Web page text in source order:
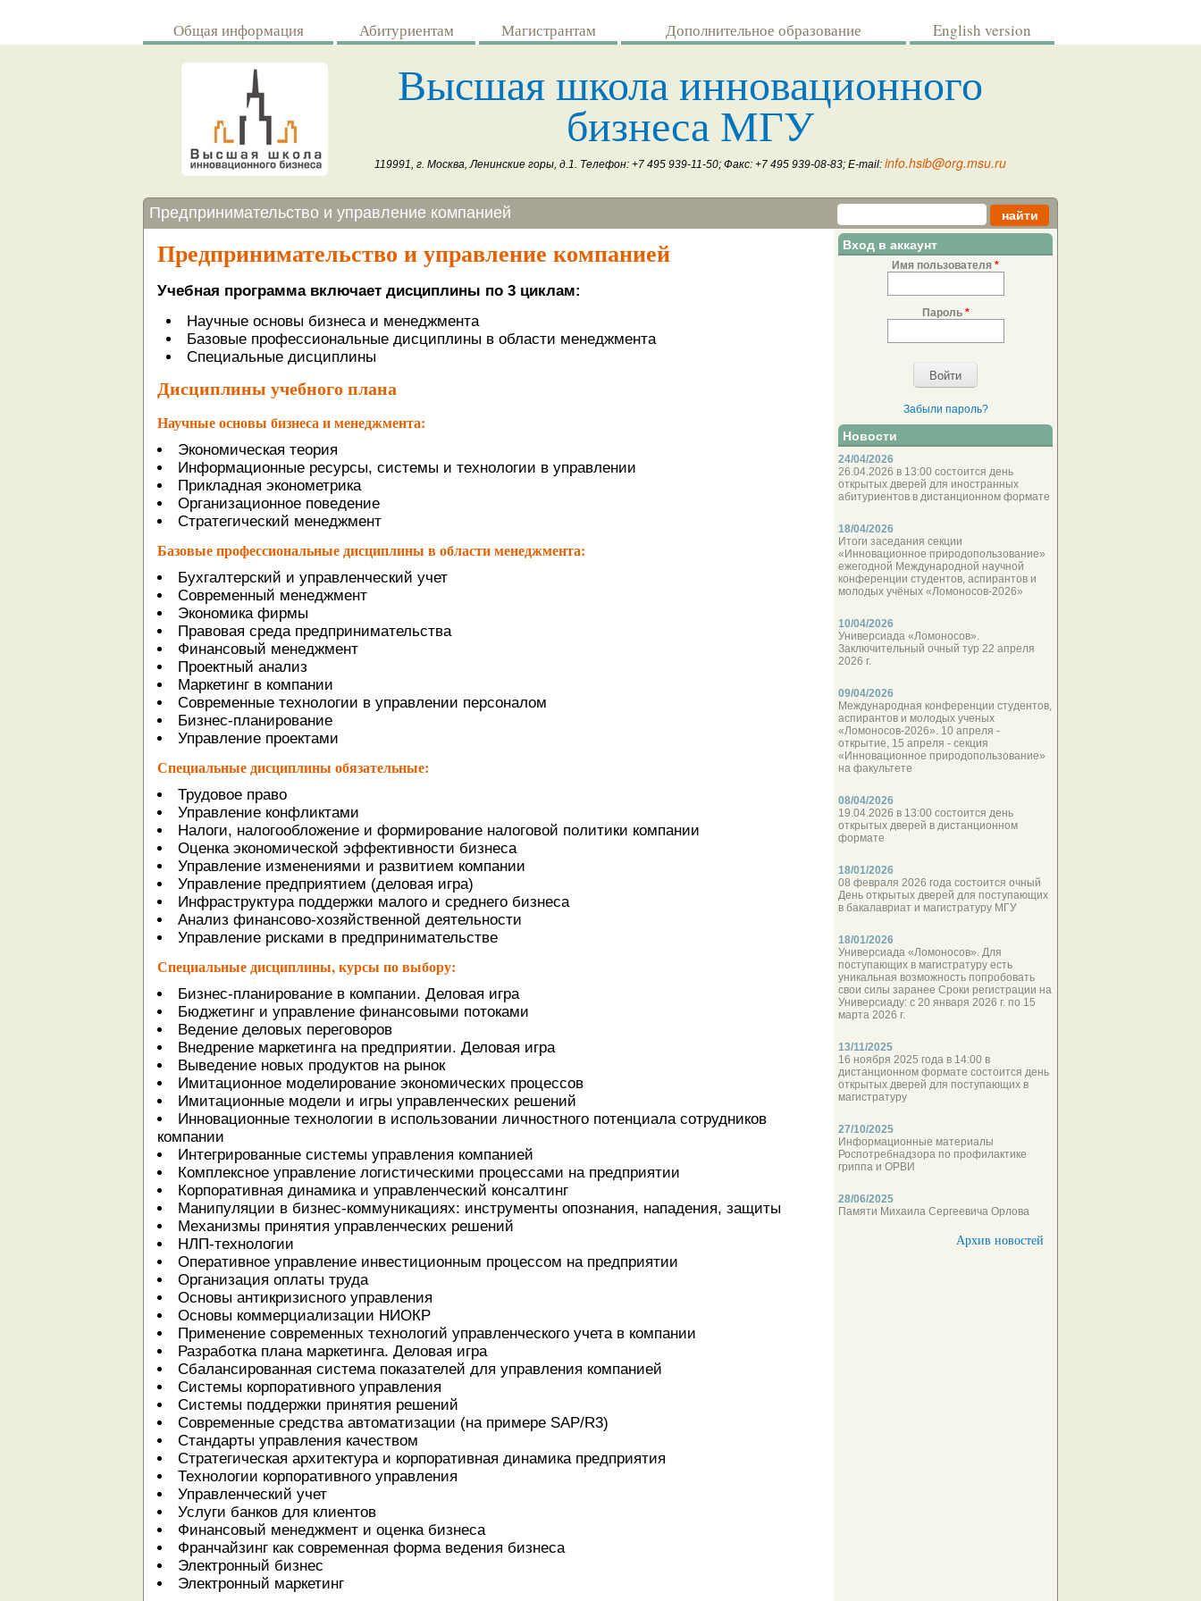
Общая информация Абитуриентам Магистрантам Дополнительное образование English version
Высшая школа инновационного
бизнеса МГУ
119991, г. Москва, Ленинские горы, д.1. Телефон: +7 495 939-11-50; Факс: +7 495 939-08-83; E-mail: info.hsib@org.msu.ru
Форма поиска
Найти
Вы здесь
Предпринимательство и управление компанией
Вход в аккаунт
Имя пользователя *
Пароль *
Забыли пароль?
Новости
24/04/2026
26.04.2026 в 13:00 состоится день
открытых дверей для иностранных
абитуриентов в дистанционном формате
18/04/2026
Итоги заседания секции
«Инновационное природопользование»
ежегодной Международной научной
конференции студентов, аспирантов и
молодых учёных «Ломоносов-2026»
10/04/2026
Универсиада «Ломоносов».
Заключительный очный тур 22 апреля
2026 г.
09/04/2026
Международная конференции студентов,
аспирантов и молодых ученых
«Ломоносов-2026». 10 апреля -
открытие, 15 апреля - секция
«Инновационное природопользование»
на факультете
08/04/2026
19.04.2026 в 13:00 состоится день
открытых дверей в дистанционном
формате
18/01/2026
08 февраля 2026 года состоится очный
День открытых дверей для поступающих
в бакалавриат и магистратуру МГУ
18/01/2026
Универсиада «Ломоносов». Для
поступающих в магистратуру есть
уникальная возможность попробовать
свои силы заранее Сроки регистрации на
Универсиаду: с 20 января 2026 г. по 15
марта 2026 г.
13/11/2025
16 ноября 2025 года в 14:00 в
дистанционном формате состоится день
открытых дверей для поступающих в
магистратуру
27/10/2025
Информационные материалы
Роспотребнадзора по профилактике
гриппа и ОРВИ
28/06/2025
Памяти Михаила Сергеевича Орлова
Архив новостей
Предпринимательство и управление компанией
Учебная программа включает дисциплины по 3 циклам:
Научные основы бизнеса и менеджмента
Базовые профессиональные дисциплины в области менеджмента
Специальные дисциплины
Дисциплины учебного плана
Научные основы бизнеса и менеджмента:
Экономическая теория
Информационные ресурсы, системы и технологии в управлении
Прикладная эконометрика
Организационное поведение
Стратегический менеджмент
Базовые профессиональные дисциплины в области менеджмента:
Бухгалтерский и управленческий учет
Современный менеджмент
Экономика фирмы
Правовая среда предпринимательства
Финансовый менеджмент
Проектный анализ
Маркетинг в компании
Современные технологии в управлении персоналом
Бизнес-планирование
Управление проектами
Специальные дисциплины обязательные:
Трудовое право
Управление конфликтами
Налоги, налогообложение и формирование налоговой политики компании
Оценка экономической эффективности бизнеса
Управление изменениями и развитием компании
Управление предприятием (деловая игра)
Инфраструктура поддержки малого и среднего бизнеса
Анализ финансово-хозяйственной деятельности
Управление рисками в предпринимательстве
Специальные дисциплины, курсы по выбору:
Бизнес-планирование в компании. Деловая игра
Бюджетинг и управление финансовыми потоками
Ведение деловых переговоров
Внедрение маркетинга на предприятии. Деловая игра
Выведение новых продуктов на рынок
Имитационное моделирование экономических процессов
Имитационные модели и игры управленческих решений
Инновационные технологии в использовании личностного потенциала сотрудников
компании
Интегрированные системы управления компанией
Комплексное управление логистическими процессами на предприятии
Корпоративная динамика и управленческий консалтинг
Манипуляции в бизнес-коммуникациях: инструменты опознания, нападения, защиты
Механизмы принятия управленческих решений
НЛП-технологии
Оперативное управление инвестиционным процессом на предприятии
Организация оплаты труда
Основы антикризисного управления
Основы коммерциализации НИОКР
Применение современных технологий управленческого учета в компании
Разработка плана маркетинга. Деловая игра
Сбалансированная система показателей для управления компанией
Системы корпоративного управления
Системы поддержки принятия решений
Современные средства автоматизации (на примере SAP/R3)
Стандарты управления качеством
Стратегическая архитектура и корпоративная динамика предприятия
Технологии корпоративного управления
Управленческий учет
Услуги банков для клиентов
Финансовый менеджмент и оценка бизнеса
Франчайзинг как современная форма ведения бизнеса
Электронный бизнес
Электронный маркетинг